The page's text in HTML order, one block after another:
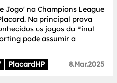
Jogo' na Champions League
Na principal prova
os jogos da Final
pode assumir a
PlacardHP 8.Mar.2025